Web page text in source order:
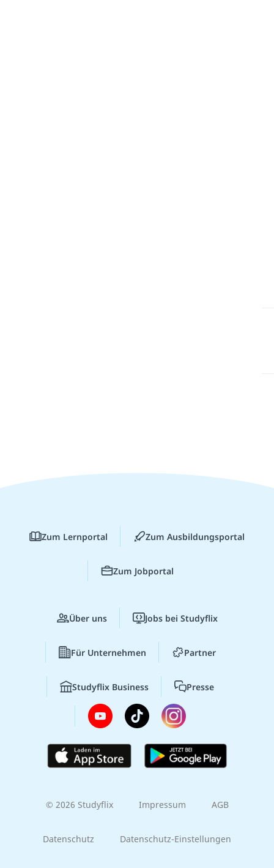
Zum Lernportal Zum Ausbildungsportal
Zum Jobportal
Über uns Jobs bei Studyflix
Für Unternehmen Partner
Studyflix Business Presse
© 2026 Studyflix Impressum AGB
Datenschutz Datenschutz-Einstellungen